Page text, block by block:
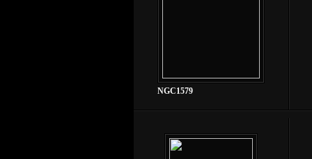
NGC1579